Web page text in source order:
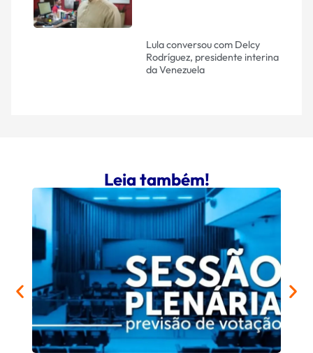
Lula conversou com Delcy
Rodríguez, presidente interina
da Venezuela
Leia também!